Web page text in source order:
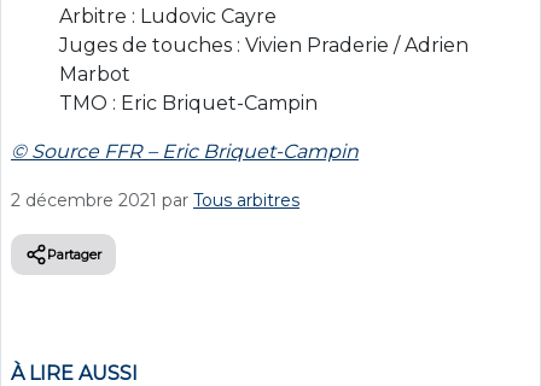
Arbitre : Ludovic Cayre
Juges de touches : Vivien Praderie / Adrien
Marbot
TMO : Eric Briquet-Campin
© Source FFR – Eric Briquet-Campin
2 décembre 2021 par Tous arbitres
Partager
À LIRE AUSSI